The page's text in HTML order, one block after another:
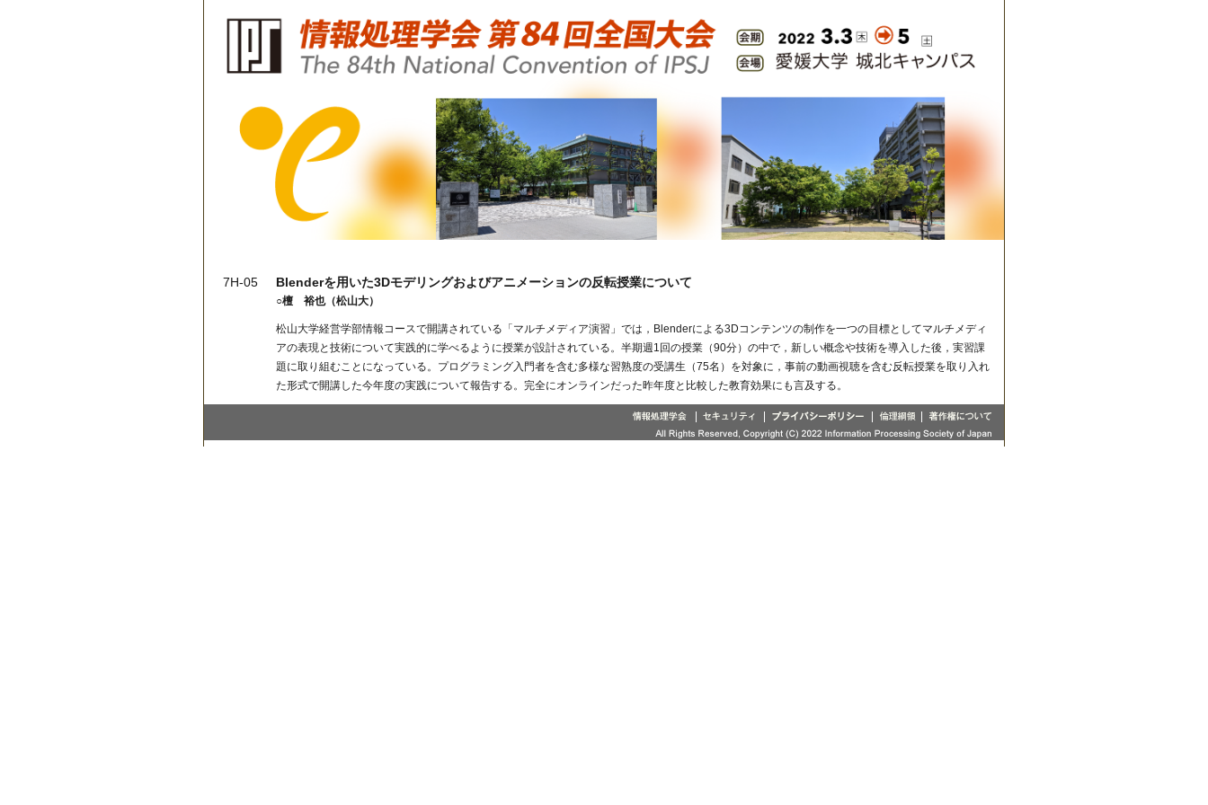
7H-05 Blenderを用いた3Dモデリングおよびアニメーションの反転授業について
○檀 裕也（松山大）
松山大学経営学部情報コースで開講されている「マルチメディア演習」では，Blenderによる3Dコンテンツの制作を一つの目標としてマルチメディ
アの表現と技術について実践的に学べるように授業が設計されている。半期週1回の授業（90分）の中で，新しい概念や技術を導入した後，実習課
題に取り組むことになっている。プログラミング入門者を含む多様な習熟度の受講生（75名）を対象に，事前の動画視聴を含む反転授業を取り入れ
た形式で開講した今年度の実践について報告する。完全にオンラインだった昨年度と比較した教育効果にも言及する。